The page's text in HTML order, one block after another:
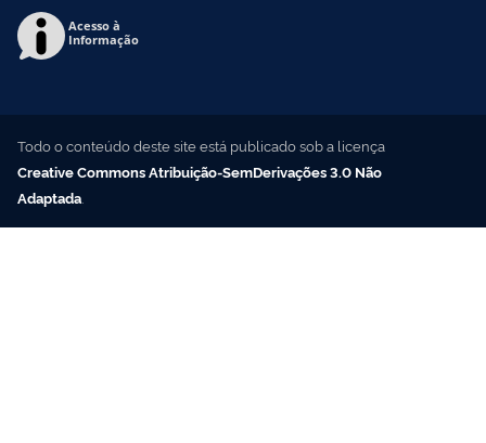
Acesso à
Informação
Todo o conteúdo deste site está publicado sob a licença
Creative Commons Atribuição-SemDerivações 3.0 Não
Adaptada